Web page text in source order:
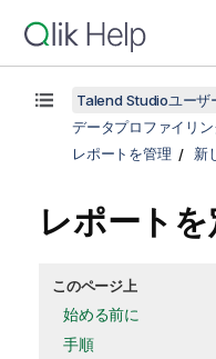
Talend Studioユーザ
データプロファイリ
レポートを管理
新
レポート
このページ上
始める前に
手順